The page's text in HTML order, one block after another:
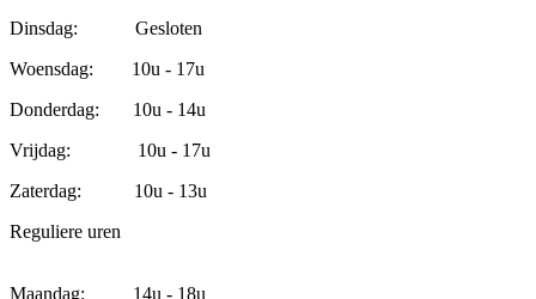
Dinsdag: Gesloten
Woensdag: 10u - 17u
Donderdag: 10u - 14u
Vrijdag: 10u - 17u
Zaterdag: 10u - 13u
Reguliere uren
Maandag: 14u - 18u